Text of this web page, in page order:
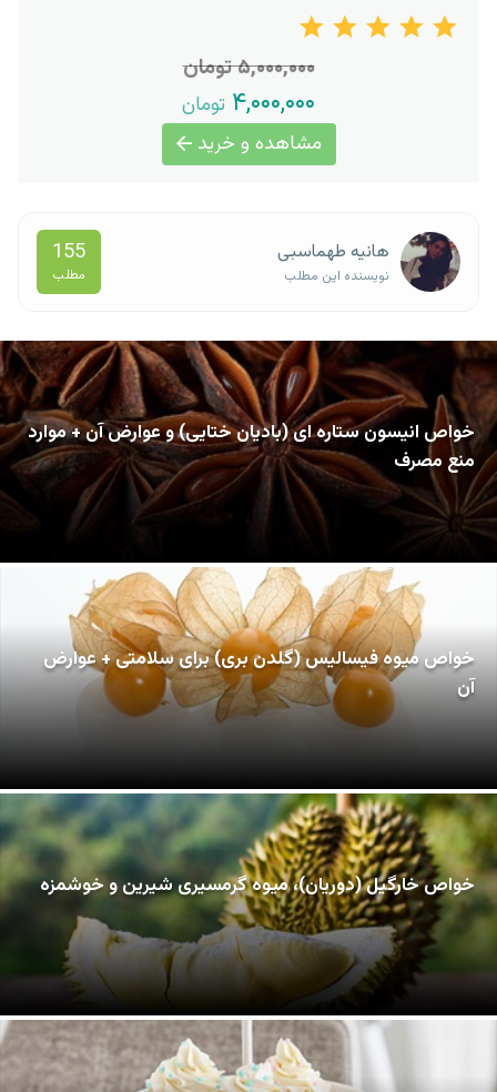
۵,۰۰۰,۰۰۰ تومان
۴,۰۰۰,۰۰۰ تومان
مشاهده و خرید
هانیه طهماسبی
نویسنده این مطلب
155
مطلب
خواص انیسون ستاره ای (بادیان ختایی) و عوارض آن + موارد
منع مصرف
خواص میوه فیسالیس (گلدن بری) برای سلامتی + عوارض
آن
خواص خارگیل (دوریان)، میوه گرمسیری شیرین و خوشمزه